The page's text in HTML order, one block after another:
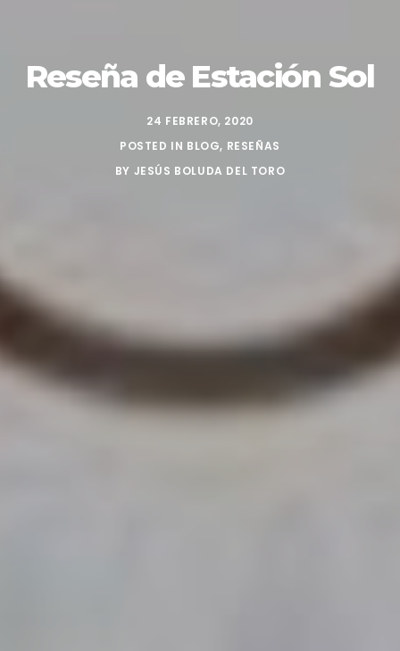
Reseña de Estación Sol
24 FEBRERO, 2020
POSTED IN BLOG, RESEÑAS
BY JESÚS BOLUDA DEL TORO